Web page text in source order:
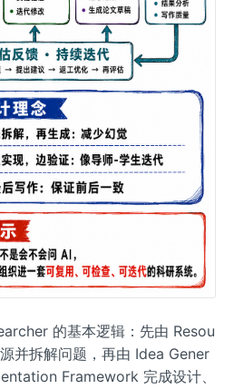
的基本逻辑：先由 Resou
并拆解问题，再由 Idea Gener
Framework 完成设计、